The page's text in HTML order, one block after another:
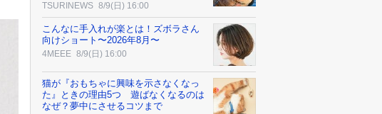
TSURINEWS 8/9(日) 16:00
こんなに手入れが楽とは！ズボラさん
向けショート〜2026年8月〜
4MEEE 8/9(日) 16:00
猫が『おもちゃに興味を示さなくなっ
た』ときの理由5つ 遊ばなくなるのは
なぜ？夢中にさせるコツまで